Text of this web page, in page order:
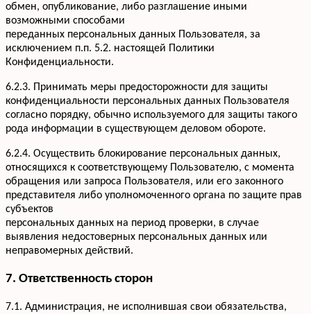
обмен, опубликование, либо разглашение иными
возможными способами
переданных персональных данных Пользователя, за
исключением п.п. 5.2. настоящей Политики
Конфиденциальности.
6.2.3. Принимать меры предосторожности для защиты
конфиденциальности персональных данных Пользователя
согласно порядку, обычно используемого для защиты такого
рода информации в существующем деловом обороте.
6.2.4. Осуществить блокирование персональных данных,
относящихся к соответствующему Пользователю, с момента
обращения или запроса Пользователя, или его законного
представителя либо уполномоченного органа по защите прав
субъектов
персональных данных на период проверки, в случае
выявления недостоверных персональных данных или
неправомерных действий.
7. Ответственность сторон
7.1. Администрация, не исполнившая свои обязательства,